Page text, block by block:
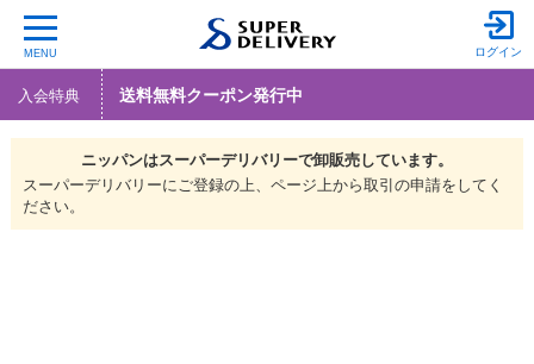
MENU ログイン
入会特典 送料無料クーポン発行中
ニッパンはスーパーデリバリーで卸販売しています。
スーパーデリバリーにご登録の上、ページ上から取引の申請をしてく
ださい。